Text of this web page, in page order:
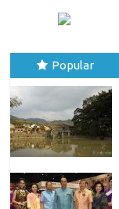
Popular